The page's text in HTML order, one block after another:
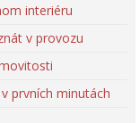
interiéru
v provozu
prvních minutách